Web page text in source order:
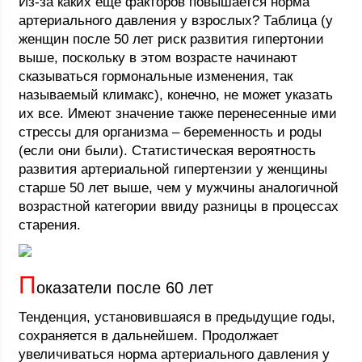
артериального давления у взрослых? Таблица (у
женщин после 50 лет риск развития гипертонии
выше, поскольку в этом возрасте начинают
сказываться гормональные изменения, так
называемый климакс), конечно, не может указать
их все. Имеют значение также перенесенные ими
стрессы для организма – беременность и роды
(если они были). Статистическая вероятность
развития артериальной гипертензии у женщины
старше 50 лет выше, чем у мужчины аналогичной
возрастной категории ввиду разницы в процессах
старения.
Показатели после 60 лет
Тенденция, установившаяся в предыдущие годы,
сохраняется в дальнейшем. Продолжает
увеличиваться норма артериального давления у